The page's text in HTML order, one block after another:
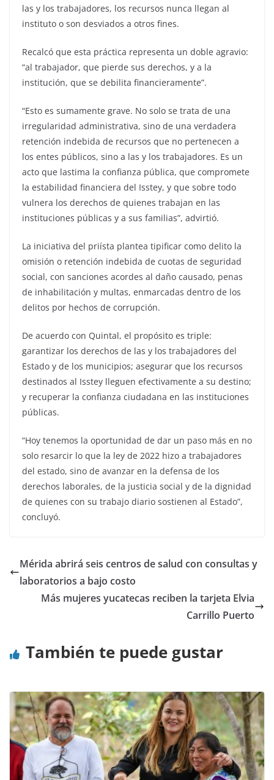
las y los trabajadores, los recursos nunca llegan al
instituto o son desviados a otros fines.
Recalcó que esta práctica representa un doble agravio:
“al trabajador, que pierde sus derechos, y a la
institución, que se debilita financieramente”.
“Esto es sumamente grave. No solo se trata de una
irregularidad administrativa, sino de una verdadera
retención indebida de recursos que no pertenecen a
los entes públicos, sino a las y los trabajadores. Es un
acto que lastima la confianza pública, que compromete
la estabilidad financiera del Isstey, y que sobre todo
vulnera los derechos de quienes trabajan en las
instituciones públicas y a sus familias”, advirtió.
La iniciativa del priísta plantea tipificar como delito la
omisión o retención indebida de cuotas de seguridad
social, con sanciones acordes al daño causado, penas
de inhabilitación y multas, enmarcadas dentro de los
delitos por hechos de corrupción.
De acuerdo con Quintal, el propósito es triple:
garantizar los derechos de las y los trabajadores del
Estado y de los municipios; asegurar que los recursos
destinados al Isstey lleguen efectivamente a su destino;
y recuperar la confianza ciudadana en las instituciones
públicas.
“Hoy tenemos la oportunidad de dar un paso más en no
solo resarcir lo que la ley de 2022 hizo a trabajadores
del estado, sino de avanzar en la defensa de los
derechos laborales, de la justicia social y de la dignidad
de quienes con su trabajo diario sostienen al Estado”,
concluyó.
Mérida abrirá seis centros de salud con consultas y
laboratorios a bajo costo
Más mujeres yucatecas reciben la tarjeta Elvia
Carrillo Puerto
También te puede gustar